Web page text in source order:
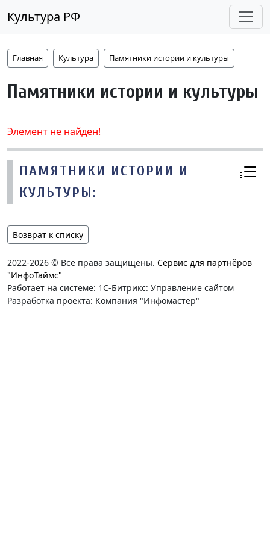
Культура РФ
Главная Культура Памятники истории и культуры
Памятники истории и культуры
Элемент не найден!
ПАМЯТНИКИ ИСТОРИИ И
КУЛЬТУРЫ:
Возврат к списку
2022-2026 © Все права защищены. Сервис для партнёров
"ИнфоТаймс"
Работает на системе: 1С-Битрикс: Управление сайтом
Разработка проекта: Компания "Инфомастер"